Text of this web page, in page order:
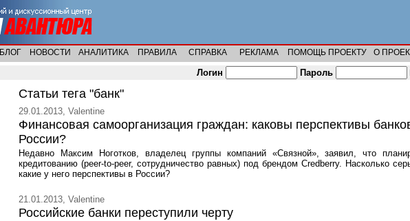
БЛОГ НОВОСТИ АНАЛИТИКА ПРАВИЛА СПРАВКА РЕКЛАМА ПОМОЩЬ ПРОЕКТУ О
Логин Пароль
Статьи тега "банк"
29.01.2013, Valentine
Финансовая самоорганизация граждан: каковы перспективы
России?
Недавно Максим Ноготков, владелец группы компаний «Связной», заявил, что
кредитованию (peer-to-peer, сотрудничество равных) под брендом Credberry. Насколько
какие у него перспективы в России?
21.01.2013, Valentine
Российские банки переступили черту